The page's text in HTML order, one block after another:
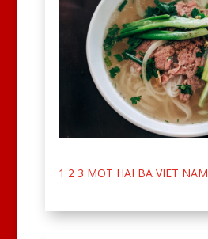
1 2 3 MOT HAI BA VIET NAM